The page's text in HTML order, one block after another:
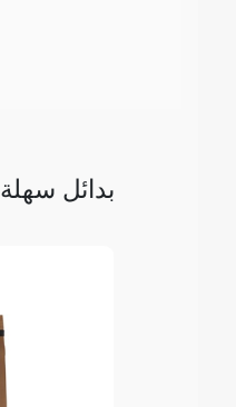
بدائل سهلة